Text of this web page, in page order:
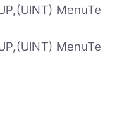
MenuTe
MenuTe